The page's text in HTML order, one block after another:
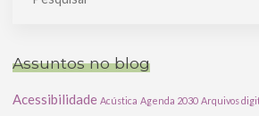
Assuntos no blog
Acessibilidade Acústica Agenda 2030 Arquivos